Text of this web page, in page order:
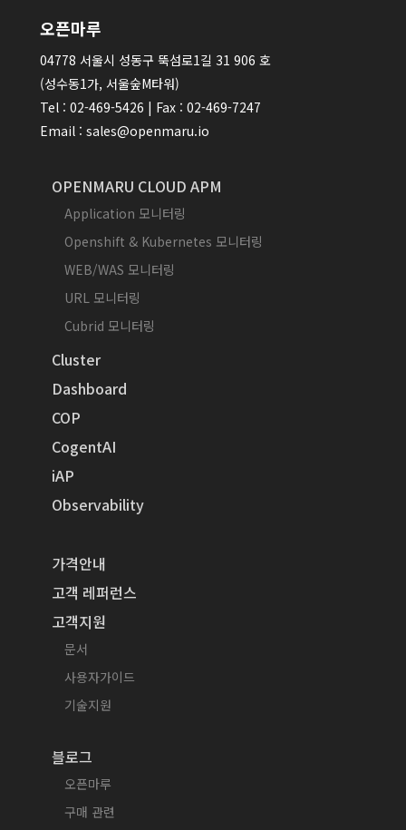
오픈마루
04778 서울시 성동구 뚝섬로1길 31 906 호
(성수동1가, 서울숲M타워)
Tel : 02-469-5426 | Fax : 02-469-7247
Email : sales@openmaru.io
OPENMARU CLOUD APM
Application 모니터링
Openshift & Kubernetes 모니터링
WEB/WAS 모니터링
URL 모니터링
Cubrid 모니터링
Cluster
Dashboard
COP
CogentAI
iAP
Observability
가격안내
고객 레퍼런스
고객지원
문서
사용자가이드
기술지원
블로그
오픈마루
구매 관련